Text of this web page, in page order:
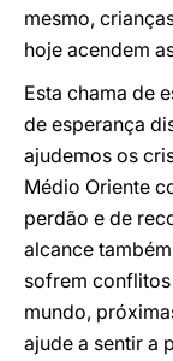
mesmo,
hoje acendem
Esta chama de
de esperança
ajudemos os
Médio Oriente
perdão e de
alcance
sofrem
mundo,
ajude a sentir a